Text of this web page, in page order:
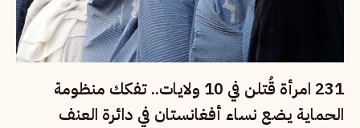
231 امرأة قُتلن في 10 ولايات.. تفكك منظومة
الحماية يضع نساء أفغانستان في دائرة العنف